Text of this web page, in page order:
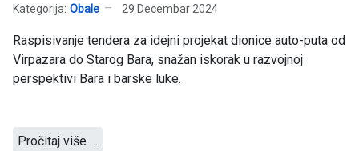
Kategorija: Obale 29 Decembar 2024
Raspisivanje tendera za idejni projekat dionice auto-puta od
Virpazara do Starog Bara, snažan iskorak u razvojnoj
perspektivi Bara i barske luke.
Pročitaj više …